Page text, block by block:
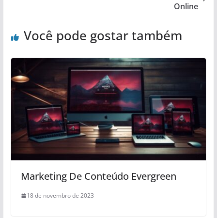
Online
Você pode gostar também
Marketing De Conteúdo Evergreen
18 de novembro de 2023